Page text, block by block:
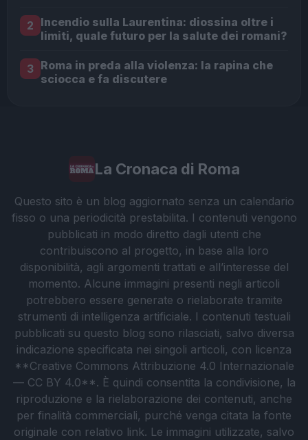
2 Incendio sulla Laurentina: diossina oltre i
limiti, quale futuro per la salute dei romani?
3 Roma in preda alla violenza: la rapina che
sciocca e fa discutere
La Cronaca di Roma
Questo sito è un blog aggiornato senza un calendario
fisso o una periodicità prestabilita. I contenuti vengono
pubblicati in modo diretto dagli utenti che
contribuiscono al progetto, in base alla loro
disponibilità, agli argomenti trattati e all’interesse del
momento. Alcune immagini presenti negli articoli
potrebbero essere generate o rielaborate tramite
strumenti di intelligenza artificiale. I contenuti testuali
pubblicati su questo blog sono rilasciati, salvo diversa
indicazione specificata nei singoli articoli, con licenza
**Creative Commons Attribuzione 4.0 Internazionale
— CC BY 4.0**. È quindi consentita la condivisione, la
riproduzione e la rielaborazione dei contenuti, anche
per finalità commerciali, purché venga citata la fonte
originale con relativo link. Le immagini utilizzate, salvo